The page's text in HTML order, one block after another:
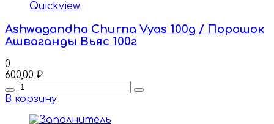
Quickview
Ashwagandha Churna Vyas 100g / Порошок
Ашваганды Вьяс 100г
0
600,00 ₽
Quantity
В корзину